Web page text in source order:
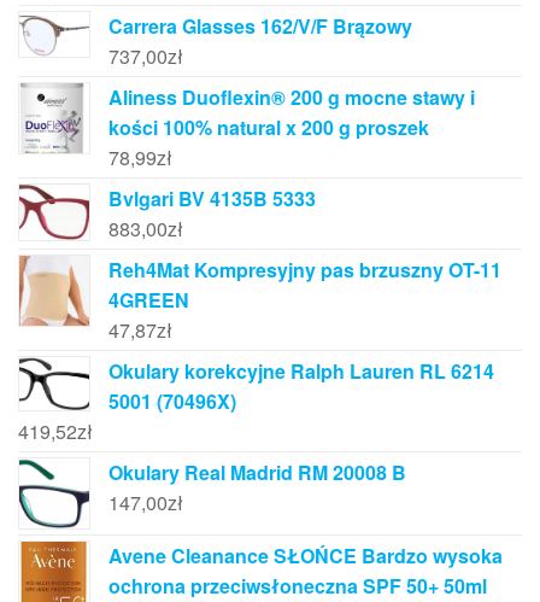
Carrera Glasses 162/V/F Brązowy
737,00zł
Aliness Duoflexin® 200 g mocne stawy i
kości 100% natural x 200 g proszek
78,99zł
Bvlgari BV 4135B 5333
883,00zł
Reh4Mat Kompresyjny pas brzuszny OT-11
4GREEN
47,87zł
Okulary korekcyjne Ralph Lauren RL 6214
5001 (70496X)
419,52zł
Okulary Real Madrid RM 20008 B
147,00zł
Avene Cleanance SŁOŃCE Bardzo wysoka
ochrona przeciwsłoneczna SPF 50+ 50ml